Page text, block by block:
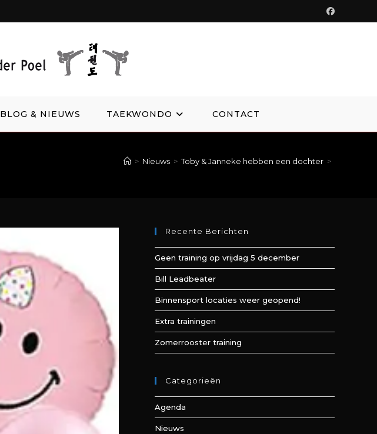
BLOG & NIEUWS TAEKWONDO CONTACT
> Nieuws > Toby & Janneke hebben een dochter >
Recente Berichten
Geen training op vrijdag 5 december
Bill Leadbeater
Binnensport locaties weer geopend!
Extra trainingen
Zomerrooster training
Categorieën
Agenda
Nieuws